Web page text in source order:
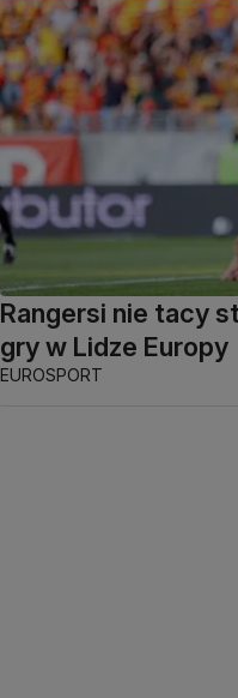
Rangersi nie tacy
gry w Lidze Europy
EUROSPORT